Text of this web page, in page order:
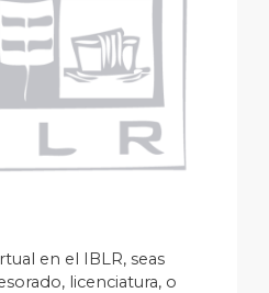
en el IBLR, seas
licenciatura, o